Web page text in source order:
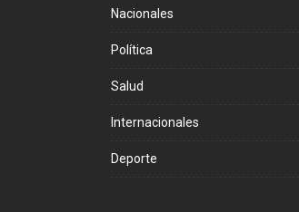
Nacionales
Política
Salud
Internacionales
Deporte